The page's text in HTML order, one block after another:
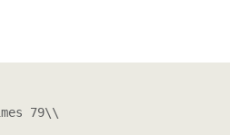
79\\